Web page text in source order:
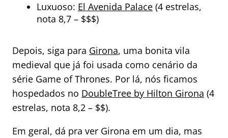
Luxuoso: El Avenida Palace (4 estrelas,
nota 8,7 – $$$)
Depois, siga para Girona, uma bonita vila
medieval que já foi usada como cenário da
série Game of Thrones. Por lá, nós ficamos
hospedados no DoubleTree by Hilton Girona (4
estrelas, nota 8,2 – $$).
Em geral, dá pra ver Girona em um dia, mas